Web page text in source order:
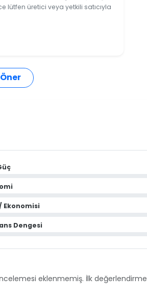
lütfen üretici veya yetkili satıcıyla
Ekonomisi
Dengesi
eklenmemiş. İlk